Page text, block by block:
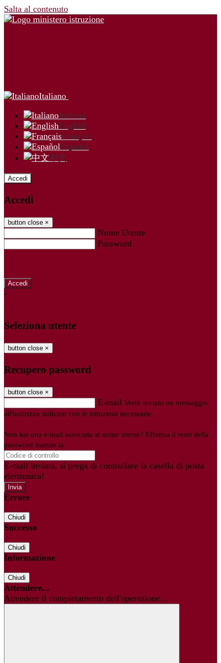
Salta al contenuto
Italiano
Italiano
English
Français
Español
中文
Accedi
Accedi
button close ×
Nome Utente
Password
-
Seleziona utente
button close ×
Recupero password
button close ×
E-mail Verrà inviato un messaggio
all'indirizzo indicato con le istruzioni necessarie.
Non hai una e-mail associata al nome utente? Effettua il reset della
password tramite la
E-mail inviata, si prega di controllare la casella di posta
elettronica!
Errore
Chiudi
Successo
Chiudi
Informazione
Chiudi
Attendere...
Attendere il completamento dell'operazione...